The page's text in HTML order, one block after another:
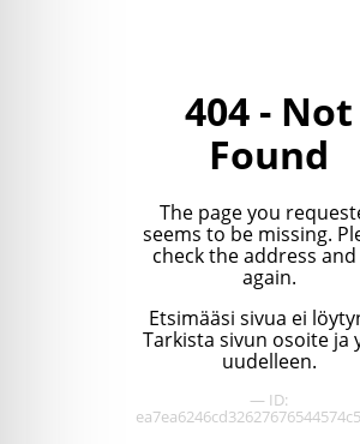
404 - Not
Found
The page you
seems to be missing.
check the address
again.
Etsimääsi sivua ei
Tarkista sivun osoite ja
uudelleen.
— ID: